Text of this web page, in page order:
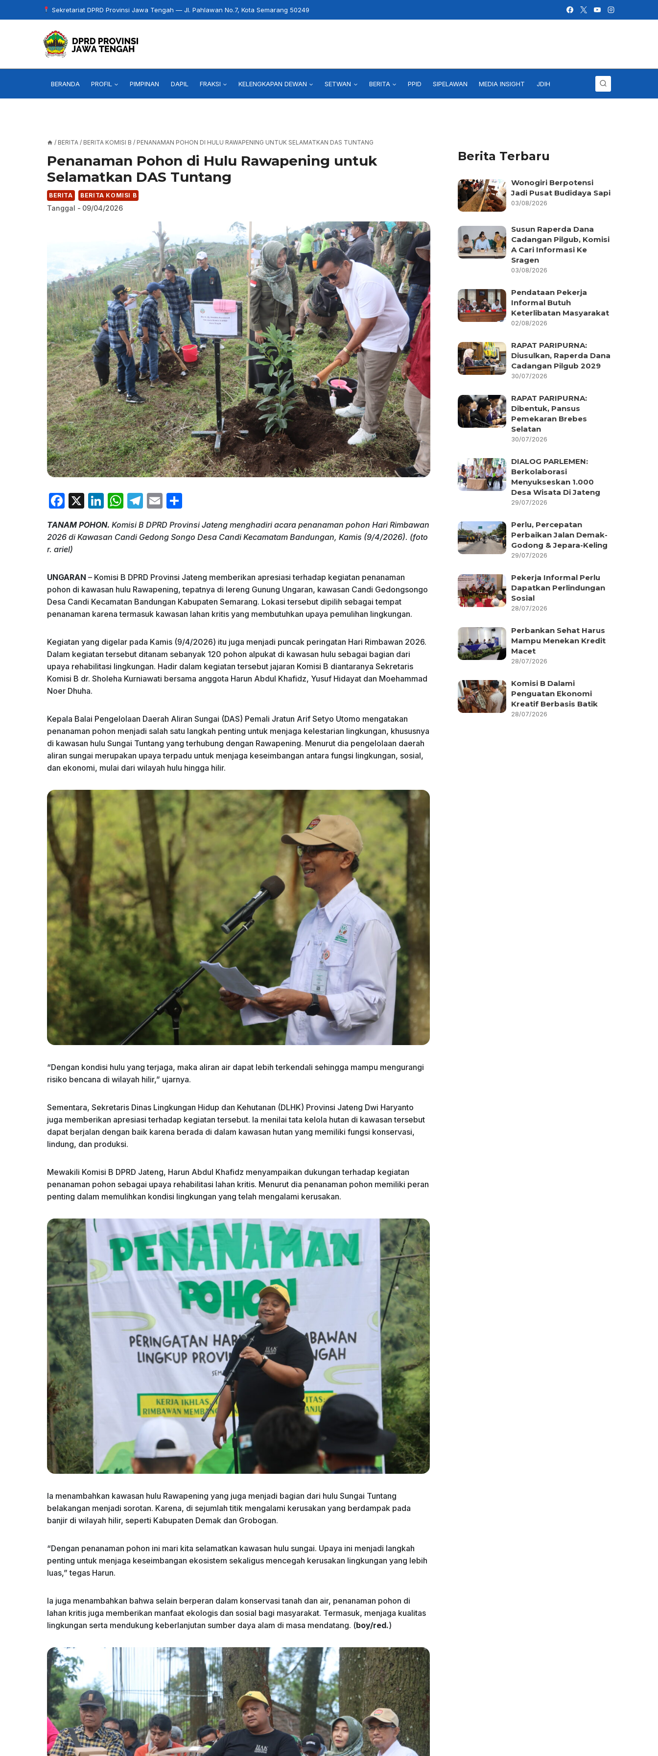
to
Sekretariat DPRD Provinsi Jawa Tengah — Jl. Pahlawan No.7, Kota Semarang 50249
BERANDA PROFIL PIMPINAN DAPIL FRAKSI KELENGKAPAN DEWAN SETWAN BERITA PPID SIPELAWAN MEDIA INSIGHT JDIH
/ BERITA / BERITA KOMISI B / PENANAMAN POHON DI HULU RAWAPENING UNTUK SELAMATKAN DAS TUNTANG
Penanaman Pohon di Hulu Rawapening untuk
Selamatkan DAS Tuntang
BERITA BERITA KOMISI B
Tanggal - 09/04/2026
F
c
e
o
o
k
X
Li
k
n
W
at
p
p
T
e
m
E
ai
l
ar
e
TANAM POHON. Komisi B DPRD Provinsi Jateng menghadiri acara penanaman pohon Hari Rimbawan
2026 di Kawasan Candi Gedong Songo Desa Candi Kecamatam Bandungan, Kamis (9/4/2026). (foto
r. ariel)
UNGARAN – Komisi B DPRD Provinsi Jateng memberikan apresiasi terhadap kegiatan penanaman
pohon di kawasan hulu Rawapening, tepatnya di lereng Gunung Ungaran, kawasan Candi Gedongsongo
Desa Candi Kecamatan Bandungan Kabupaten Semarang. Lokasi tersebut dipilih sebagai tempat
penanaman karena termasuk kawasan lahan kritis yang membutuhkan upaya pemulihan lingkungan.
Kegiatan yang digelar pada Kamis (9/4/2026) itu juga menjadi puncak peringatan Hari Rimbawan 2026.
Dalam kegiatan tersebut ditanam sebanyak 120 pohon alpukat di kawasan hulu sebagai bagian dari
upaya rehabilitasi lingkungan. Hadir dalam kegiatan tersebut jajaran Komisi B diantaranya Sekretaris
Komisi B dr. Sholeha Kurniawati bersama anggota Harun Abdul Khafidz, Yusuf Hidayat dan Moehammad
Noer Dhuha.
Kepala Balai Pengelolaan Daerah Aliran Sungai (DAS) Pemali Jratun Arif Setyo Utomo mengatakan
penanaman pohon menjadi salah satu langkah penting untuk menjaga kelestarian lingkungan, khususnya
di kawasan hulu Sungai Tuntang yang terhubung dengan Rawapening. Menurut dia pengelolaan daerah
aliran sungai merupakan upaya terpadu untuk menjaga keseimbangan antara fungsi lingkungan, sosial,
dan ekonomi, mulai dari wilayah hulu hingga hilir.
“Dengan kondisi hulu yang terjaga, maka aliran air dapat lebih terkendali sehingga mampu mengurangi
risiko bencana di wilayah hilir,” ujarnya.
Sementara, Sekretaris Dinas Lingkungan Hidup dan Kehutanan (DLHK) Provinsi Jateng Dwi Haryanto
juga memberikan apresiasi terhadap kegiatan tersebut. Ia menilai tata kelola hutan di kawasan tersebut
dapat berjalan dengan baik karena berada di dalam kawasan hutan yang memiliki fungsi konservasi,
lindung, dan produksi.
Mewakili Komisi B DPRD Jateng, Harun Abdul Khafidz menyampaikan dukungan terhadap kegiatan
penanaman pohon sebagai upaya rehabilitasi lahan kritis. Menurut dia penanaman pohon memiliki peran
penting dalam memulihkan kondisi lingkungan yang telah mengalami kerusakan.
Ia menambahkan kawasan hulu Rawapening yang juga menjadi bagian dari hulu Sungai Tuntang
belakangan menjadi sorotan. Karena, di sejumlah titik mengalami kerusakan yang berdampak pada
banjir di wilayah hilir, seperti Kabupaten Demak dan Grobogan.
“Dengan penanaman pohon ini mari kita selamatkan kawasan hulu sungai. Upaya ini menjadi langkah
penting untuk menjaga keseimbangan ekosistem sekaligus mencegah kerusakan lingkungan yang lebih
luas,” tegas Harun.
Ia juga menambahkan bahwa selain berperan dalam konservasi tanah dan air, penanaman pohon di
lahan kritis juga memberikan manfaat ekologis dan sosial bagi masyarakat. Termasuk, menjaga kualitas
lingkungan serta mendukung keberlanjutan sumber daya alam di masa mendatang. (boy/red.)
Berita Terbaru
Wonogiri Berpotensi
Jadi Pusat Budidaya Sapi
03/08/2026
Susun Raperda Dana
Cadangan Pilgub, Komisi
A Cari Informasi Ke
Sragen
03/08/2026
Pendataan Pekerja
Informal Butuh
Keterlibatan Masyarakat
02/08/2026
RAPAT PARIPURNA:
Diusulkan, Raperda Dana
Cadangan Pilgub 2029
30/07/2026
RAPAT PARIPURNA:
Dibentuk, Pansus
Pemekaran Brebes
Selatan
30/07/2026
DIALOG PARLEMEN:
Berkolaborasi
Menyukseskan 1.000
Desa Wisata Di Jateng
29/07/2026
Perlu, Percepatan
Perbaikan Jalan Demak-
Godong & Jepara-Keling
29/07/2026
Pekerja Informal Perlu
Dapatkan Perlindungan
Sosial
28/07/2026
Perbankan Sehat Harus
Mampu Menekan Kredit
Macet
28/07/2026
Komisi B Dalami
Penguatan Ekonomi
Kreatif Berbasis Batik
28/07/2026